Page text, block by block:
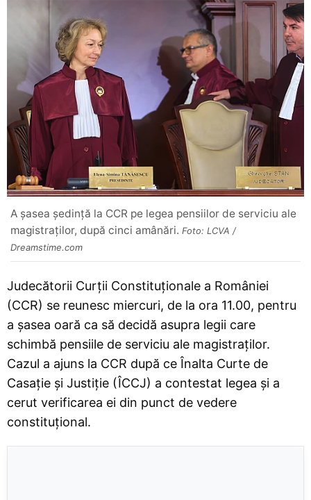
A șasea ședință la CCR pe legea pensiilor de serviciu ale
magistraților, după cinci amânări. Foto: LCVA /
Dreamstime.com
Judecătorii Curții Constituționale a României
(CCR) se reunesc miercuri, de la ora 11.00, pentru
a șasea oară ca să decidă asupra legii care
schimbă pensiile de serviciu ale magistraților.
Cazul a ajuns la CCR după ce Înalta Curte de
Casație și Justiție (ÎCCJ) a contestat legea și a
cerut verificarea ei din punct de vedere
constituțional.